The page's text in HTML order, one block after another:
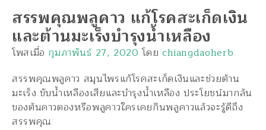
สรรพคุณพลูคาว แก้โรคสะเก็ดเงิน
และต้านมะเร็งบำรุงน้ำเหลือง
โพสเมื่อ กุมภาพันธ์ 27, 2020 โดย chiangdaoherb
สรรพคุณพลูคาว สมุนไพรแก้โรคสะเก็ดเงินและช่วยต้าน
มะเร็ง ขับน้ำเหลืองเสียและบำรุงน้ำเหลือง ประโยชน์มากล้น
ของต้นคาวตองหรือพลูคาวใครเคยกินพลูคาวแล้วจะรู้ดีถึง
สรรพคุณ